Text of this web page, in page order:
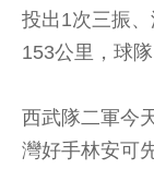
投出1次三振
153公里，球
西武隊二軍今
灣好手林安可